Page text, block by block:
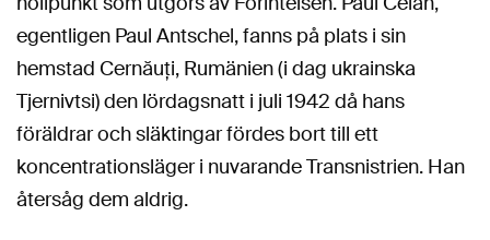
egentligen Paul Antschel, fanns på plats i sin
hemstad Cernăuţi, Rumänien (i dag ukrainska
Tjernivtsi) den lördagsnatt i juli 1942 då hans
föräldrar och släktingar fördes bort till ett
koncentrationsläger i nuvarande Transnistrien. Han
återsåg dem aldrig.